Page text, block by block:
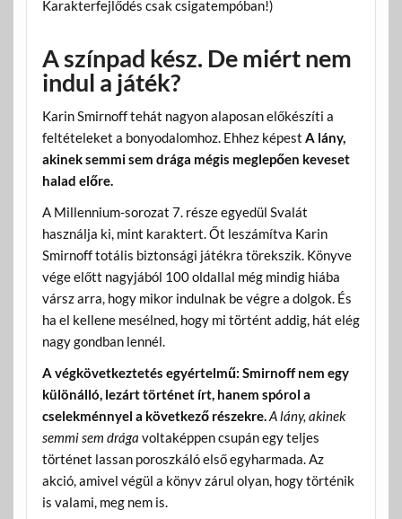
Karakterfejlődés csak csigatempóban!)
A színpad kész. De miért nem
indul a játék?
Karin Smirnoff tehát nagyon alaposan előkészíti a
feltételeket a bonyodalomhoz. Ehhez képest A lány,
akinek semmi sem drága mégis meglepően keveset
halad előre.
A Millennium-sorozat 7. része egyedül Svalát
használja ki, mint karaktert. Őt leszámítva Karin
Smirnoff totális biztonsági játékra törekszik. Könyve
vége előtt nagyjából 100 oldallal még mindig hiába
vársz arra, hogy mikor indulnak be végre a dolgok. És
ha el kellene mesélned, hogy mi történt addig, hát elég
nagy gondban lennél.
A végkövetkeztetés egyértelmű: Smirnoff nem egy
különálló, lezárt történet írt, hanem spórol a
cselekménnyel a következő részekre.A lány, akinek
semmi sem drága voltaképpen csupán egy teljes
történet lassan poroszkáló első egyharmada. Az
akció, amivel végül a könyv zárul olyan, hogy történik
is valami, meg nem is.